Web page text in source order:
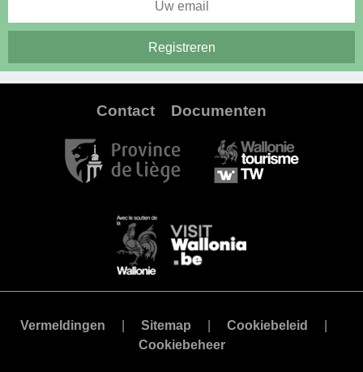
Contact Documenten
Vermeldingen Sitemap
Cookiebeleid
Cookiebeheer